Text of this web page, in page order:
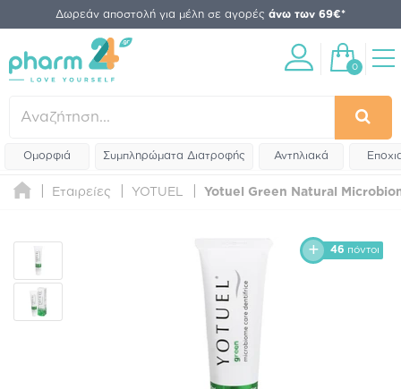
Δωρεάν αποστολή για μέλη σε αγορές άνω των 69€*
0
Ομορφιά Συμπληρώματα Διατροφής Αντηλιακά
Εταιρείες YOTUEL Yotuel Green Natural
46 πόντοι